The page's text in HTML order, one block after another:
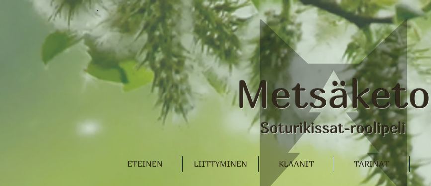
Metsäketo
Soturikissat-roolipeli
ETEINEN LIITTYMINEN KLAANIT TARINAT